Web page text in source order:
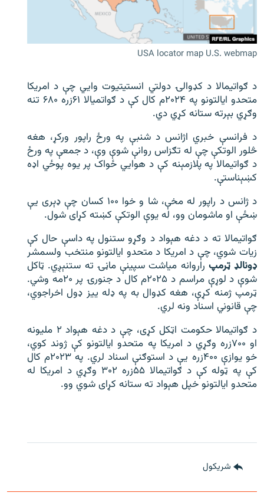
اړیکه
دري پاڼه
Azadi English
راسره ملګري شئ
د ازادې اروپا/ ازادي راډيو ټولې پاڼې
USA locator map U.S. webmap
د ګواتیمالا د کډوالۍ دولتي انستیتیوت وايي چې د امریکا
متحدو ایالتونو په ۲۰۲۴م کال کې د ګواتمیالا ۶۱زره ۶۸۰ تنه
وګړي بېرته ستانه کړي دي.
د فرانسې خبري اژانس د شنبې په ورځ راپور ورکړ، هغه
څلور الوتکې چې له تګزاس روانې شوې وې، د جمعې په ورځ
د ګواتیمالا په پلازمېنه کې د هوايي ځواک پر یوه پوځي اډه
کښېناستې.
د ژانس د راپور له مخې، شا و خوا ۱۰۰ کسان چې ډېری یې
ښځې او ماشومان وو، له یوې الوتکې کښته کړای شول.
ګواتیمالا ته د دغه هېواد د وګړو ستنول په داسې حال کې
زیات شوي، چې د امریکا د متحدو ایالتونو منتخب ولسمشر
ډونالډ ټرمپ راروانه میاشت سپینې ماڼۍ ته ستنېږي. ټاکل
شوې د لوړې مراسم د ۲۰۲۵م کال د جنورۍ پر ۲۰مه وشي.
ټرمپ ژمنه کړې، هغه کډوال به په ډله ییز ډول اخراجوي،
چې قانوني اسناد ونه لري.
د ګواتیمالا حکومت اټکل کړی، چې د دغه هېواد ۲ ملیونه
او ۷۰۰زره وګړي د امریکا په متحدو ایالتونو کې ژوند کوي،
خو یوازې ۴۰۰زره یې د استوګنې اسناد لري. په ۲۰۲۳م کال
کې په ټوله کې د ګواتیمالا ۵۵زره ۳۰۲ وګړي د امریکا له
متحدو ایالتونو خپل هېواد ته ستانه کړای شوي وو.
شريکول